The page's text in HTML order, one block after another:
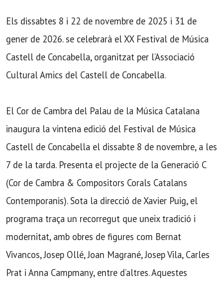
Els dissabtes 8 i 22 de novembre de 2025 i 31 de
gener de 2026. se celebrarà el XX Festival de Música
Castell de Concabella, organitzat per l’Associació
Cultural Amics del Castell de Concabella.
El Cor de Cambra del Palau de la Música Catalana
inaugura la vintena edició del Festival de Música
Castell de Concabella el dissabte 8 de novembre, a les
7 de la tarda. Presenta el projecte de la Generació C
(Cor de Cambra & Compositors Corals Catalans
Contemporanis). Sota la direcció de Xavier Puig, el
programa traça un recorregut que uneix tradició i
modernitat, amb obres de figures com Bernat
Vivancos, Josep Ollé, Joan Magrané, Josep Vila, Carles
Prat i Anna Campmany, entre d’altres. Aquestes